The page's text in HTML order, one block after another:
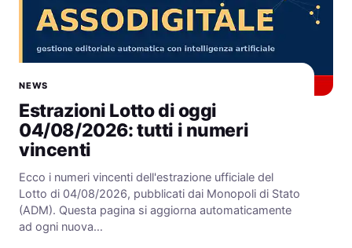
NEWS
Estrazioni Lotto di oggi
04/08/2026: tutti i numeri
vincenti
Ecco i numeri vincenti dell'estrazione ufficiale del
Lotto di 04/08/2026, pubblicati dai Monopoli di Stato
(ADM). Questa pagina si aggiorna automaticamente
ad ogni nuova…